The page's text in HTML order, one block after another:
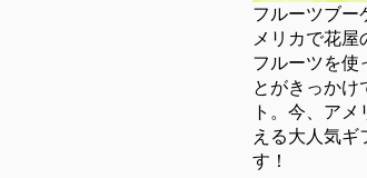
フルーツブー
メリカで花
フルーツを使
とがきっかけ
ト。今、ア
える大人気ギ
す！